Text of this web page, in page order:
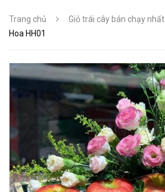
Trang chủ Giỏ trái cây bán chạy nhất
Hoa HH01